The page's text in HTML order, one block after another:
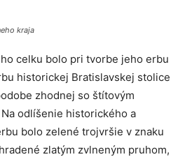
kraja
celku bolo pri tvorbe jeho erbu
historickej Bratislavskej stolice
zhodnej so štítovým
odlíšenie historického a
bolo zelené trojvršie v znaku
zlatým zvlneným pruhom,